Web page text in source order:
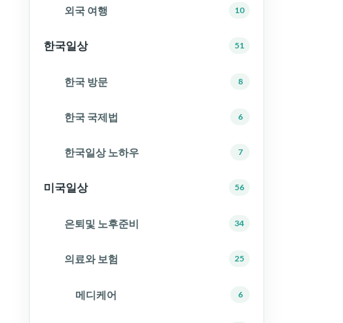
외국 여행 10
한국일상 51
한국 방문 8
한국 국제법 6
한국일상 노하우 7
미국일상 56
은퇴및 노후준비 34
의료와 보험 25
메디케어 6